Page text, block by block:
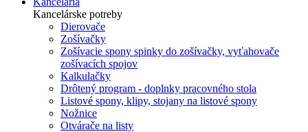
Kancelárske potreby
Dierovače
Zošívačky
Zošívacie spony spinky do zošívačky, vyťahovače
zošívacích spojov
Kalkulačky
Drôtený program - doplnky pracovného stola
Listové spony, klipy, stojany na listové spony
Nožnice
Otvárače na listy